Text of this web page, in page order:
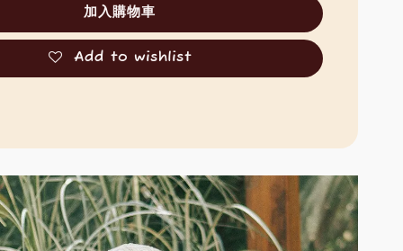
加入購物車
Add to wishlist